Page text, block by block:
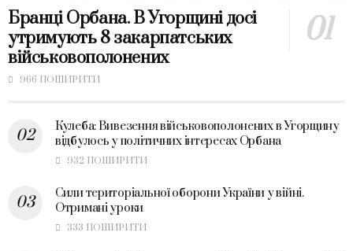
Бранці Орбана. В Угорщині досі
утримують 8 закарпатських
військовополонених
966 ПОШИРИТИ
Кулеба: Вивезення військовополонених в Угорщину
відбулось у політичних інтересах Орбана
932 ПОШИРИТИ
Сили територіальної оборони України у війні.
Отримані уроки
333 ПОШИРИТИ